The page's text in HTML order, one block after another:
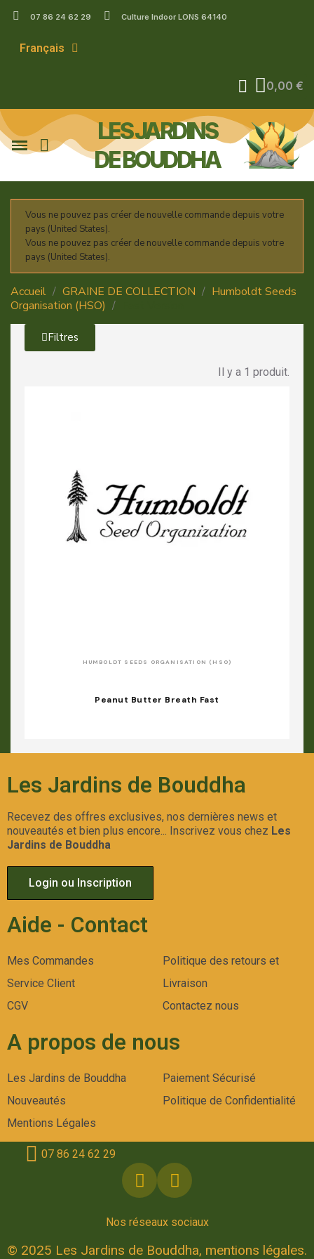
07 86 24 62 29 Culture Indoor LONS 64140
Français
0,00 €
LES JARDINS
DE BOUDDHA
Vous ne pouvez pas créer de nouvelle commande depuis votre
pays (United States).
Vous ne pouvez pas créer de nouvelle commande depuis votre
pays (United States).
Accueil GRAINE DE COLLECTION
Humboldt Seeds
Organisation (HSO)
Filtres
Il y a 1 produit.
HUMBOLDT SEEDS ORGANISATION (HSO)
Peanut Butter Breath Fast
Les Jardins de Bouddha
Recevez des offres exclusives, nos dernières news et
nouveautés et bien plus encore... Inscrivez vous chez Les
Jardins de Bouddha
Login ou Inscription
Aide - Contact
Mes Commandes
Service Client
CGV
Politique des retours et
Livraison
Contactez nous
A propos de nous
Les Jardins de Bouddha
Nouveautés
Mentions Légales
Paiement Sécurisé
Politique de Confidentialité
Nos réseaux sociaux
07 86 24 62 29
© 2025 Les Jardins de Bouddha, mentions légales.